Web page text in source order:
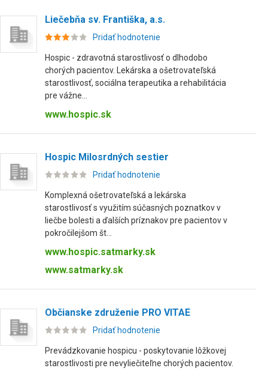
Liečebňa sv. Františka, a.s.
Pridať hodnotenie
Hospic - zdravotná starostlivosť o dlhodobo
chorých pacientov. Lekárska a ošetrovateľská
starostlivosť, sociálna terapeutika a rehabilitácia
pre vážne...
www.hospic.sk
Hospic Milosrdných sestier
Pridať hodnotenie
Komplexná ošetrovateľská a lekárska
starostlivosť s využitím súčasných poznatkov v
liečbe bolesti a ďalších príznakov pre pacientov v
pokročilejšom št...
www.hospic.satmarky.sk
www.satmarky.sk
Občianske združenie PRO VITAE
Pridať hodnotenie
Prevádzkovanie hospicu - poskytovanie lôžkovej
starostlivosti pre nevyliečiteľne chorých pacientov.